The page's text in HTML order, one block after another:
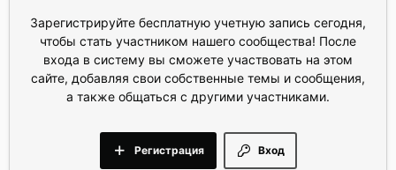
Зарегистрируйте бесплатную учетную запись сегодня,
чтобы стать участником нашего сообщества! После
входа в систему вы сможете участвовать на этом
сайте, добавляя свои собственные темы и сообщения,
а также общаться с другими участниками.
Вход
Регистрация